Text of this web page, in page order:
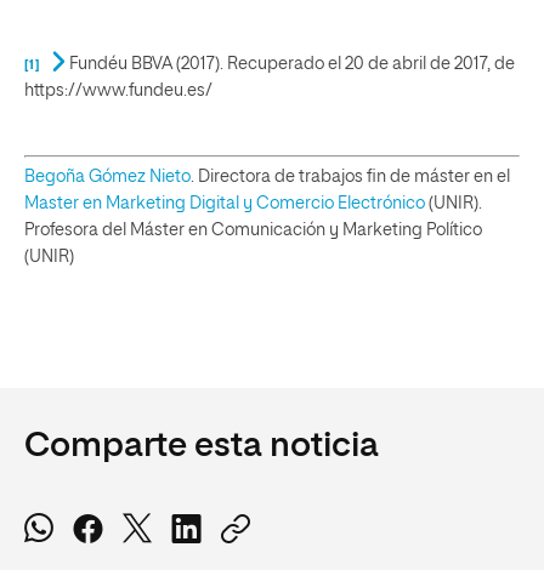
[1]
Fundéu BBVA (2017). Recuperado el 20 de abril de 2017, de
https://www.fundeu.es/
Begoña Gómez Nieto . Directora de trabajos fin de máster en el
Master en Marketing Digital y Comercio Electrónico (UNIR).
Profesora del Máster en Comunicación y Marketing Político
(UNIR)
Comparte esta noticia